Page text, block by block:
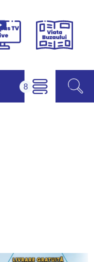
Campus
Viața